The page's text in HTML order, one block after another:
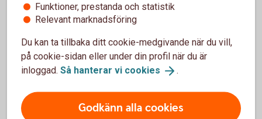
ISO20022
Vi erbjuder möjlighet att ta emot betalningsuppdrag
och leverera information till våra kunder för flera
olika tjänster.
ISO20022
Funktioner, prestanda och statistik
Relevant marknadsföring
Du kan ta tillbaka ditt cookie-medgivande när du vill,
på cookie-sidan eller under din profil när du är
inloggad. Så hanterar vi cookies .
Godkänn alla cookies